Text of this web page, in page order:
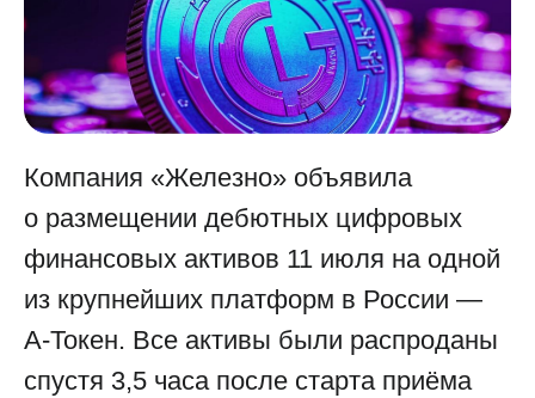
Компания «Железно» объявила
о размещении дебютных цифровых
финансовых активов 11 июля на одной
из крупнейших платформ в России —
А-Токен. Все активы были распроданы
спустя 3,5 часа после старта приёма